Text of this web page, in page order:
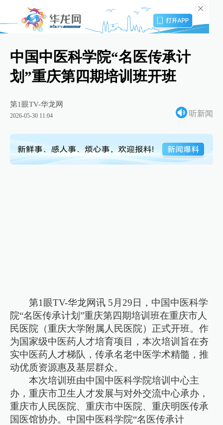
中国中医科学院“名医传承计
划”重庆第四期培训班开班
第1眼TV-华龙网
2026-05-30 11:04 听新闻
第1眼TV-华龙网讯 5月29日，中国中医科学
院“名医传承计划”重庆第四期培训班在重庆市人
民医院（重庆大学附属人民医院）正式开班。作
为国家级中医药人才培育项目，本次培训旨在夯
实中医药人才梯队，传承名老中医学术精髓，推
动优质资源惠及基层群众。
本次培训班由中国中医科学院培训中心主
办，重庆市卫生人才发展与对外交流中心承办，
重庆市人民医院、重庆市中医院、重庆明医传承
国医馆协办。中国中医科学院“名医传承计